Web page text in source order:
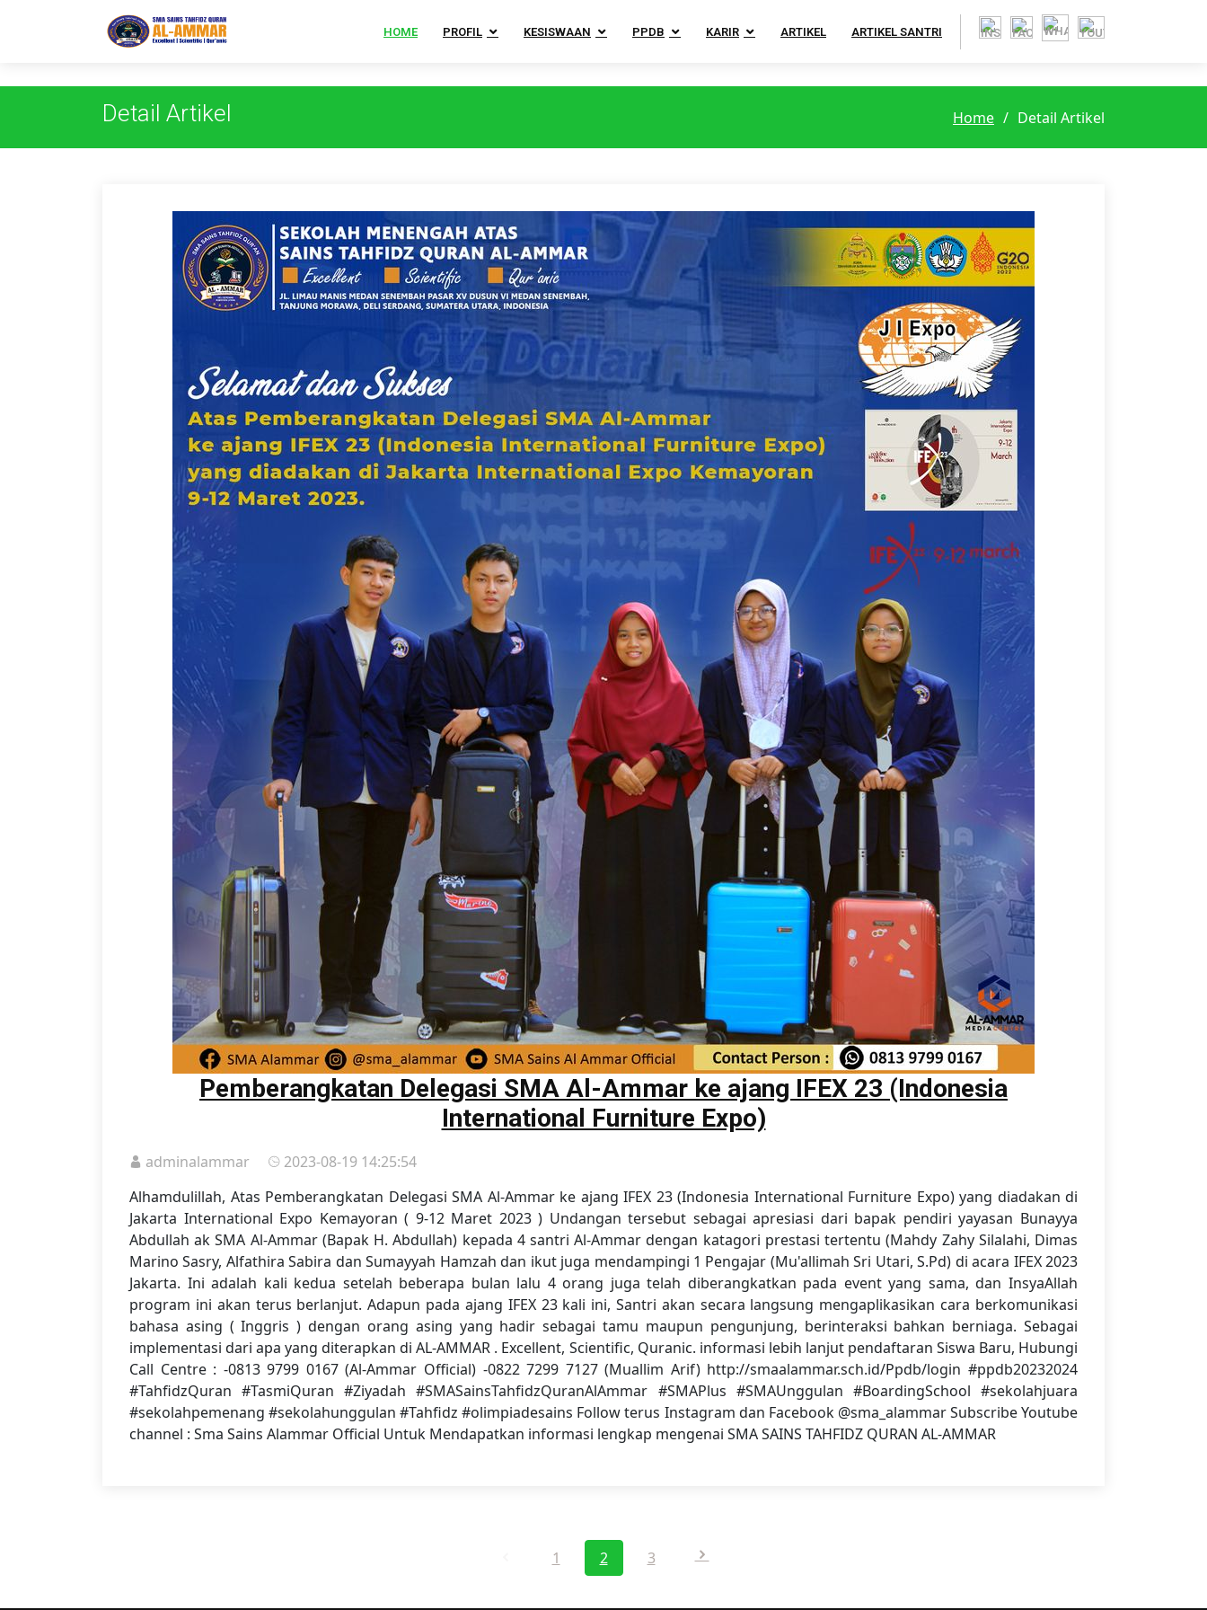
HOME PROFIL KESISWAAN PPDB KARIR ARTIKEL ARTIKEL SANTRI
Detail Artikel Home Detail Artikel
Pemberangkatan Delegasi SMA Al-Ammar ke ajang IFEX 23 (Indonesia
International Furniture Expo)
adminalammar
2023-08-19 14:25:54
Alhamdulillah, Atas Pemberangkatan Delegasi SMA Al-Ammar ke ajang IFEX 23 (Indonesia International Furniture Expo) yang diadakan di
Jakarta International Expo Kemayoran ( 9-12 Maret 2023 ) Undangan tersebut sebagai apresiasi dari bapak pendiri yayasan Bunayya
Abdullah ak SMA Al-Ammar (Bapak H. Abdullah) kepada 4 santri Al-Ammar dengan katagori prestasi tertentu (Mahdy Zahy Silalahi, Dimas
Marino Sasry, Alfathira Sabira dan Sumayyah Hamzah dan ikut juga mendampingi 1 Pengajar (Mu'allimah Sri Utari, S.Pd) di acara IFEX 2023
Jakarta. Ini adalah kali kedua setelah beberapa bulan lalu 4 orang juga telah diberangkatkan pada event yang sama, dan InsyaAllah
program ini akan terus berlanjut. Adapun pada ajang IFEX 23 kali ini, Santri akan secara langsung mengaplikasikan cara berkomunikasi
bahasa asing ( Inggris ) dengan orang asing yang hadir sebagai tamu maupun pengunjung, berinteraksi bahkan berniaga. Sebagai
implementasi dari apa yang diterapkan di AL-AMMAR . Excellent, Scientific, Quranic. informasi lebih lanjut pendaftaran Siswa Baru, Hubungi
Call Centre : -0813 9799 0167 (Al-Ammar Official) -0822 7299 7127 (Muallim Arif) http://smaalammar.sch.id/Ppdb/login #ppdb20232024
#TahfidzQuran #TasmiQuran #Ziyadah #SMASainsTahfidzQuranAlAmmar #SMAPlus #SMAUnggulan #BoardingSchool #sekolahjuara
#sekolahpemenang #sekolahunggulan #Tahfidz #olimpiadesains Follow terus Instagram dan Facebook @sma_alammar Subscribe Youtube
channel : Sma Sains Alammar Official Untuk Mendapatkan informasi lengkap mengenai SMA SAINS TAHFIDZ QURAN AL-AMMAR
1 2 3